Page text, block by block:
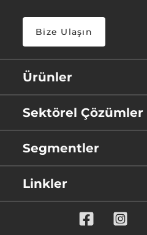
Bize Ulaşın
Ürünler
Sektörel Çözümler
Segmentler
Linkler